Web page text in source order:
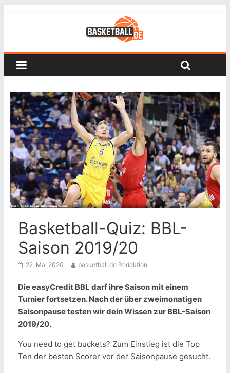
Basketball-Quiz: BBL-
Saison 2019/20
22. Mai 2020 basketball.de Redaktion
Die easyCredit BBL darf ihre Saison mit einem
Turnier fortsetzen. Nach der über zweimonatigen
Saisonpause testen wir dein Wissen zur BBL-Saison
2019/20.
You need to get buckets? Zum Einstieg ist die Top
Ten der besten Scorer vor der Saisonpause gesucht.